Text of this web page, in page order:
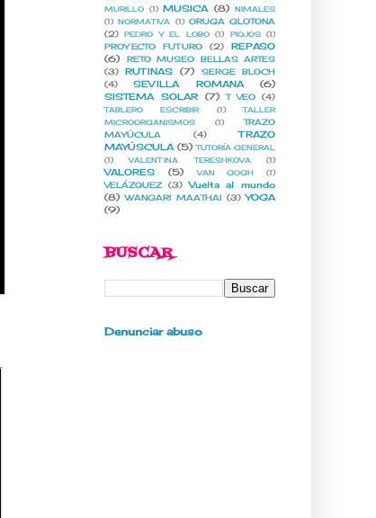
MURILLO (1) MUSICA (8)
NIMALES
(1) NORMATIVA (1) ORUGA GLOTONA
(2)
PEDRO Y EL LOBO (1) PIOJOS (1)
PROYECTO FUTURO (2)
REPASO
(6)
RETO MUSEO BELLAS ARTES
(3)
RUTINAS (7)
SERGE BLOCH
(4)
SEVILLA ROMANA
(6)
SISTEMA SOLAR
(7) T VEO (4)
TABLERO ESCRIBIR (1)
TALLER
MICROORGANISMOS
(1)
TRAZO
MAYÚCULA
(4)
TRAZO
MAYÚSCULA (5) TUTORÍA GENERAL
(1)
VALENTINA TERESHKOVA (1)
VALORES (5) VAN GOGH (1)
VELÁZQUEZ (3)
Vuelta al mundo
(8) WANGARI MAATHAI (3) YOGA
(9)
BUSCAR
Denunciar abuso